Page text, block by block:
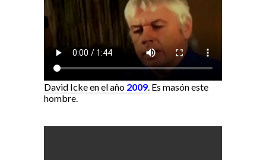
David Icke en el año 2009 Es masón este
hombre.